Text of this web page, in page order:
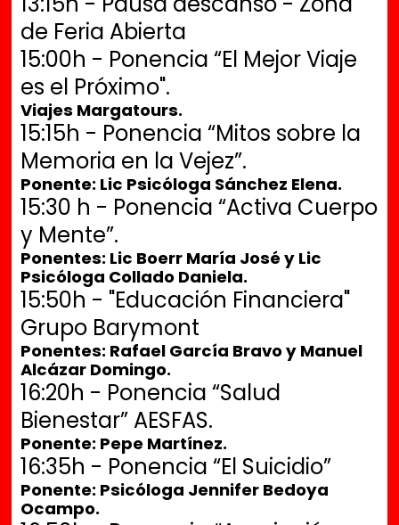
de Feria Abierta
15:00h - Ponencia “El Mejor Viaje
es el Próximo".
Viajes Margatours.
15:15h - Ponencia “Mitos sobre la
Memoria en la Vejez”.
Ponente: Lic Psicóloga Sánchez Elena.
15:30 h - Ponencia “Activa Cuerpo
y Mente”.
Ponentes: Lic Boerr María José y Lic
Psicóloga Collado Daniela.
15:50h - "Educación Financiera"
Grupo Barymont
Ponentes: Rafael García Bravo y Manuel
Alcázar Domingo.
16:20h - Ponencia “Salud
Bienestar” AESFAS.
Ponente: Pepe Martínez.
16:35h - Ponencia “El Suicidio”
Ponente: Psicóloga Jennifer Bedoya
Ocampo.